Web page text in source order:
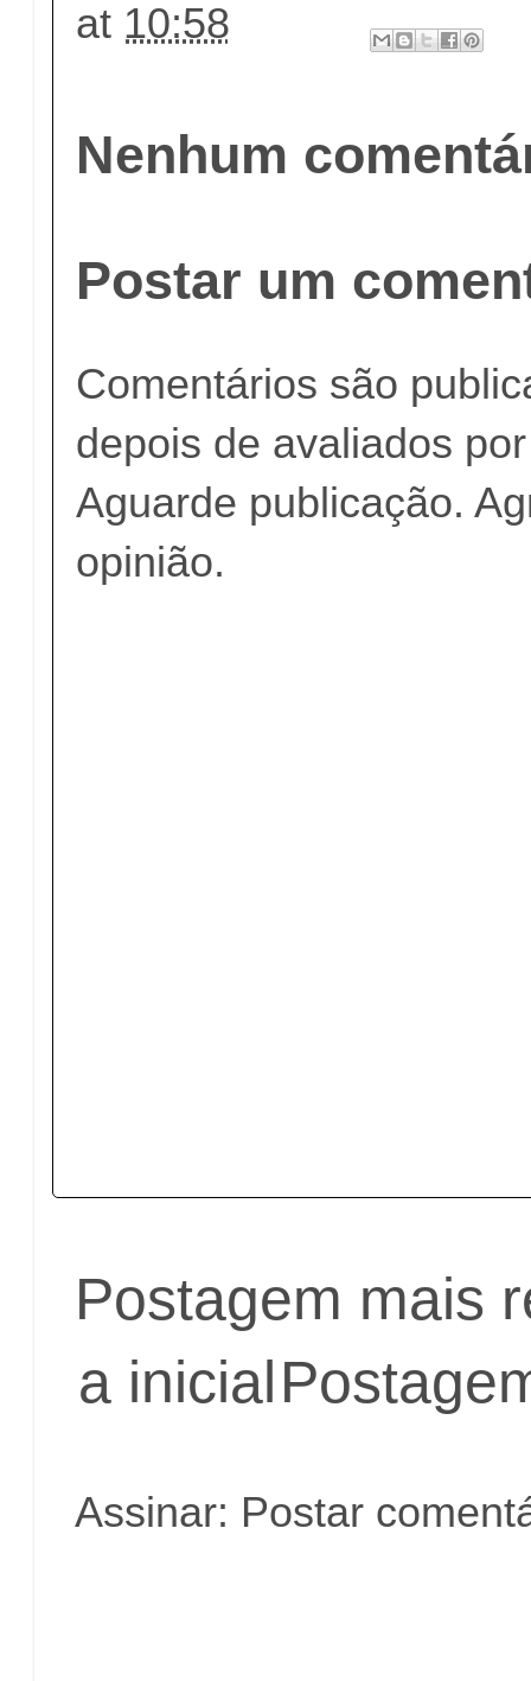
at 10:58
Nenhum
Postar um
Comentários são
depois de avaliados
Aguarde publicação.
opinião.
Postagem mais
a inicial
Assinar: Postar